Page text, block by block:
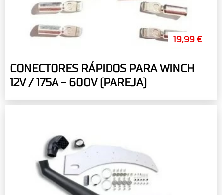
19,99 €
CONECTORES RÁPIDOS PARA WINCH
12V / 175A - 600V (PAREJA)